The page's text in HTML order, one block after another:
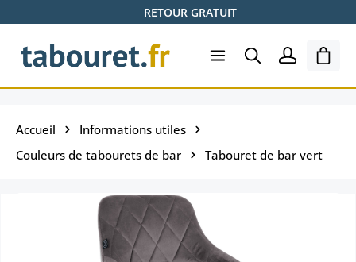
Passer au contenu principalRETOUR GRATUIT
Le
Accueil
Informations utiles
Couleurs de tabourets de bar
Tabouret de bar vert